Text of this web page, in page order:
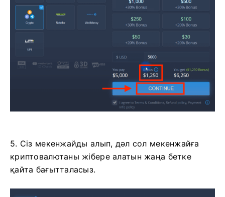
5. Сіз мекенжайды алып, дәл сол мекенжайға
криптовалютаны жібере алатын жаңа бетке
қайта бағытталасыз.